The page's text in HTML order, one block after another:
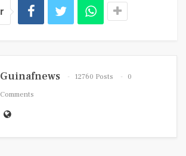
Guinafnews 12760 Posts
0
Comments